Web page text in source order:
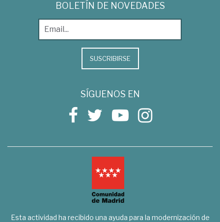
BOLETÍN DE NOVEDADES
SUSCRIBIRSE
SÍGUENOS EN
Esta actividad ha recibido una ayuda para la modernización de